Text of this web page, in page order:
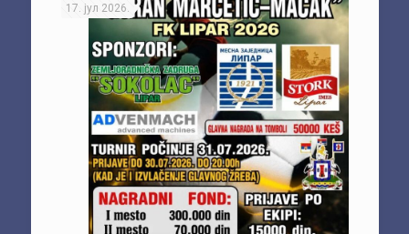
17. јул 2026.